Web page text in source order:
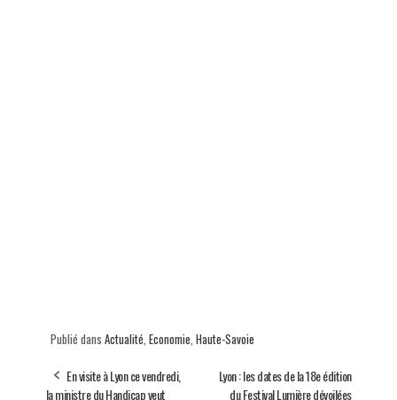
Publié dans Actualité Economie Haute-Savoie
En visite à Lyon ce vendredi,
la ministre du Handicap veut
Lyon : les dates de la 18e édition
du Festival Lumière dévoilées